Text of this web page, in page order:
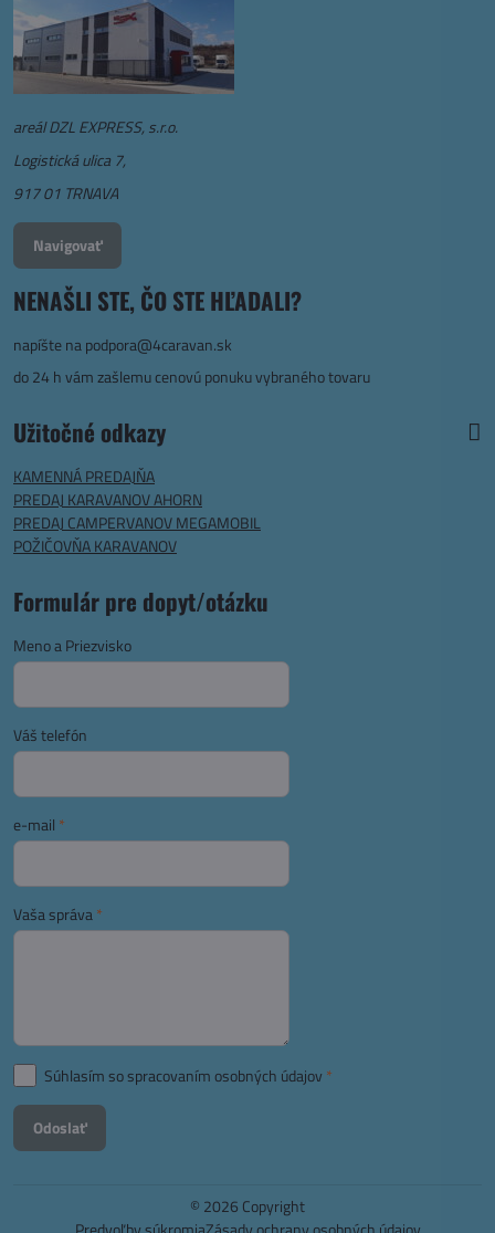
areál DZL EXPRESS, s.r.o.
Logistická ulica 7,
917 01 TRNAVA
Navigovať
NENAŠLI STE, ČO STE HĽADALI?
napíšte napodpora@4caravan.sk
do 24 h vám zašlemu cenovú ponuku vybraného tovaru
Užitočné odkazy
KAMENNÁ PREDAJŇA
PREDAJ KARAVANOV AHORN
PREDAJ CAMPERVANOV MEGAMOBIL
POŽIČOVŇA KARAVANOV
Formulár pre dopyt/otázku
Meno a Priezvisko
Váš telefón
e-mail *
Vaša správa*
Súhlasím so spracovaním osobných údajov *
Odoslať
© 2026 Copyright